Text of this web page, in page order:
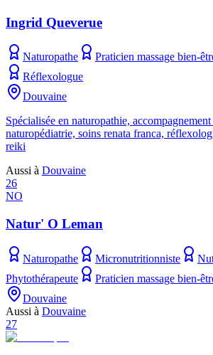
Ingrid Queverue
Naturopathe Praticien massage bien-
Réflexologue
Douvaine
Spécialisée en naturopathie,
naturopédiatrie, soins renata franca,
reiki
Aussi à Douvaine
26
NO
Natur' O Leman
Naturopathe Micronutritionniste
Phytothérapeute
Praticien massage bien-
Douvaine
Aussi à Douvaine
27